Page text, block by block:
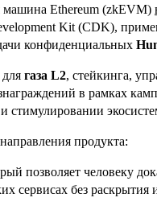
машина Ethereum (zkEVM)
Kit (CDK),
конфиденциальных
газа L2, стейкинга,
в рамках
стимулировании
продукта:
позволяет человеку
сервисах без